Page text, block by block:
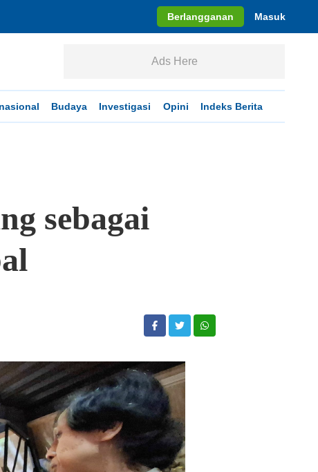
Berlangganan Masuk
Ads Here
Budaya Investigasi Opini Indeks Berita
sebagai